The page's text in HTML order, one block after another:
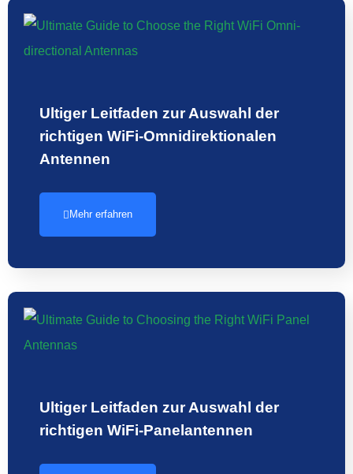
Ultiger Leitfaden zur Auswahl der
richtigen WiFi-Omnidirektionalen
Antennen
Mehr erfahren
Ultiger Leitfaden zur Auswahl der
richtigen WiFi-Panelantennen